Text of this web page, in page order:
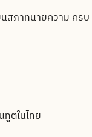
สภาทนายความ ครบ
ตในไทย